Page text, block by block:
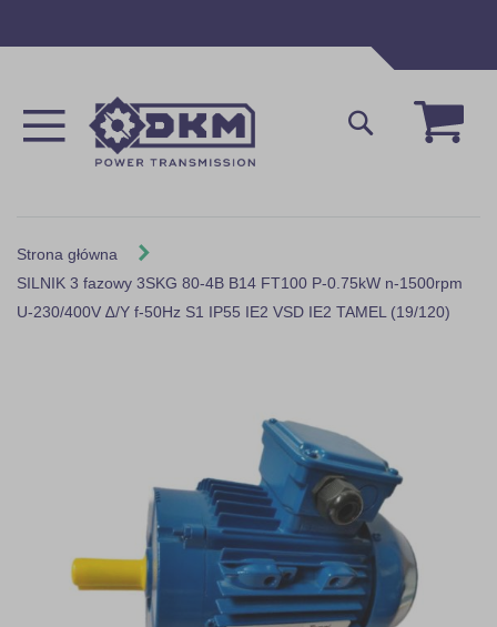
Mój
Szukaj
Strona główna
SILNIK 3 fazowy 3SKG 80-4B B14 FT100 P-0.75kW n-1500rpm
U-230/400V ∆/Y f-50Hz S1 IP55 IE2 VSD IE2 TAMEL (19/120)